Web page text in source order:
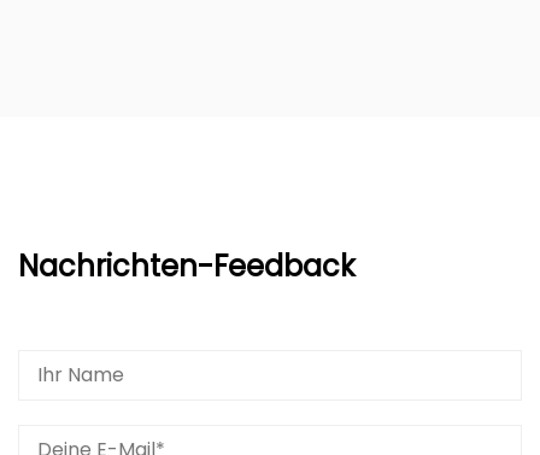
Nachrichten-Feedback